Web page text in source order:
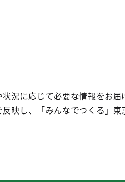
況に応じて必要な情報をお届
映し、「みんなでつくる」東